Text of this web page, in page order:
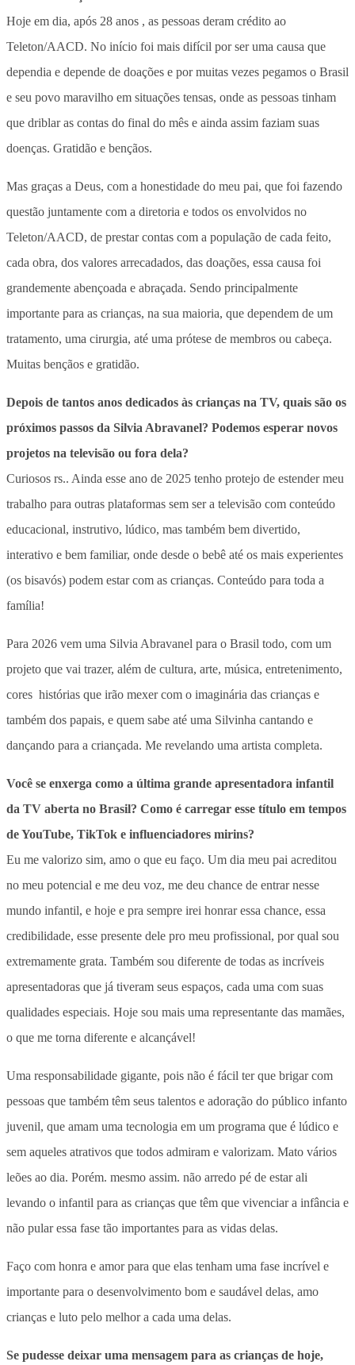
Hoje em dia, após 28 anos , as pessoas deram crédito ao
Teleton/AACD. No início foi mais difícil por ser uma causa que
dependia e depende de doações e por muitas vezes pegamos o Brasil
e seu povo maravilho em situações tensas, onde as pessoas tinham
que driblar as contas do final do mês e ainda assim faziam suas
doenças. Gratidão e bençãos.
Mas graças a Deus, com a honestidade do meu pai, que foi fazendo
questão juntamente com a diretoria e todos os envolvidos no
Teleton/AACD, de prestar contas com a população de cada feito,
cada obra, dos valores arrecadados, das doações, essa causa foi
grandemente abençoada e abraçada. Sendo principalmente
importante para as crianças, na sua maioria, que dependem de um
tratamento, uma cirurgia, até uma prótese de membros ou cabeça.
Muitas bençãos e gratidão.
Depois de tantos anos dedicados às crianças na TV, quais são os
próximos passos da Silvia Abravanel? Podemos esperar novos
projetos na televisão ou fora dela?
Curiosos rs.. Ainda esse ano de 2025 tenho protejo de estender meu
trabalho para outras plataformas sem ser a televisão com conteúdo
educacional, instrutivo, lúdico, mas também bem divertido,
interativo e bem familiar, onde desde o bebê até os mais experientes
(os bisavós) podem estar com as crianças. Conteúdo para toda a
família!
Para 2026 vem uma Silvia Abravanel para o Brasil todo, com um
projeto que vai trazer, além de cultura, arte, música, entretenimento,
cores histórias que irão mexer com o imaginária das crianças e
também dos papais, e quem sabe até uma Silvinha cantando e
dançando para a criançada. Me revelando uma artista completa.
Você se enxerga como a última grande apresentadora infantil
da TV aberta no Brasil? Como é carregar esse título em tempos
de YouTube, TikTok e influenciadores mirins?
Eu me valorizo sim, amo o que eu faço. Um dia meu pai acreditou
no meu potencial e me deu voz, me deu chance de entrar nesse
mundo infantil, e hoje e pra sempre irei honrar essa chance, essa
credibilidade, esse presente dele pro meu profissional, por qual sou
extremamente grata. Também sou diferente de todas as incríveis
apresentadoras que já tiveram seus espaços, cada uma com suas
qualidades especiais. Hoje sou mais uma representante das mamães,
o que me torna diferente e alcançável!
Uma responsabilidade gigante, pois não é fácil ter que brigar com
pessoas que também têm seus talentos e adoração do público infanto
juvenil, que amam uma tecnologia em um programa que é lúdico e
sem aqueles atrativos que todos admiram e valorizam. Mato vários
leões ao dia. Porém. mesmo assim. não arredo pé de estar ali
levando o infantil para as crianças que têm que vivenciar a infância e
não pular essa fase tão importantes para as vidas delas.
Faço com honra e amor para que elas tenham uma fase incrível e
importante para o desenvolvimento bom e saudável delas, amo
crianças e luto pelo melhor a cada uma delas.
Se pudesse deixar uma mensagem para as crianças de hoje,